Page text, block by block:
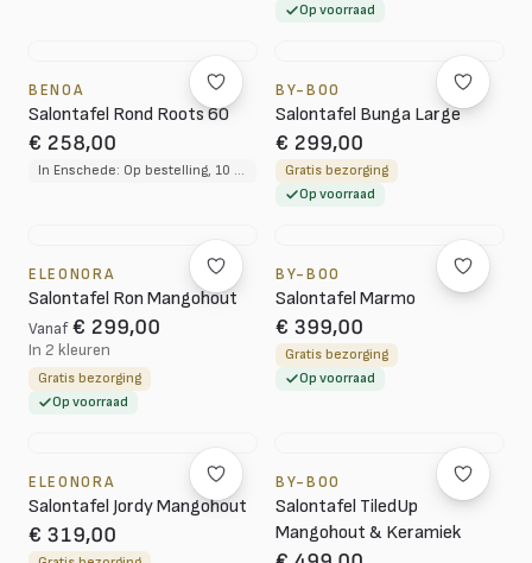
Op voorraad
BENOA
Salontafel Rond Roots 60
€ 258,00
In Enschede: Op bestelling, 10 tot 12 weken levertijd
BY-BOO
Salontafel Bunga Large
€ 299,00
Gratis bezorging
Op voorraad
ELEONORA
Salontafel Ron Mangohout
Vanaf € 299,00
In 2 kleuren
Gratis bezorging
Op voorraad
BY-BOO
Salontafel Marmo
€ 399,00
Gratis bezorging
Op voorraad
ELEONORA
Salontafel Jordy Mangohout
€ 319,00
BY-BOO
Salontafel TiledUp
Mangohout & Keramiek